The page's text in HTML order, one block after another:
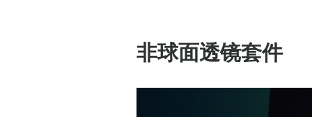
非球面透镜套件